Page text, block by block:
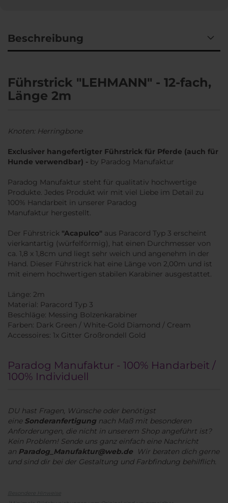
Beschreibung
Führstrick "LEHMANN" - 12-fach,
Länge 2m
Knoten: Herringbone
Exclusiver hangefertigter Führstrick für Pferde (auch für
Hunde verwendbar) - by Paradog Manufaktur
Paradog Manufaktur steht für qualitativ hochwertige
Produkte. Jedes Produkt wir mit viel Liebe im Detail zu
100% Handarbeit in unserer Paradog
Manufaktur hergestellt.
Der Führstrick "Acapulco" aus Paracord Typ 3 erscheint
vierkantartig (würfelförmig), hat einen Durchmesser von
ca. 1,8 x 1,8cm und liegt sehr weich und angenehm in der
Hand. Dieser Führstrick hat eine Länge von 2,00m und ist
mit einem hochwertigen stabilen Karabiner ausgestattet.
Länge: 2m
Material: Paracord Typ 3
Beschläge: Messing Bolzenkarabiner
Farben: Dark Green / White-Gold Diamond / Cream
Accessoires: 1x Gitter Großrondell Gold
Paradog Manufaktur - 100% Handarbeit /
100% Individuell
DU hast Fragen, Wünsche oder benötigst
eine Sonderanfertigung nach Maß mit besonderen
Anforderungen, die nicht in unserem Shop angeführt ist?
Kein Problem! Sende uns ganz einfach eine Nachricht
an Paradog_Manufaktur@web.de
Wir beraten dich gerne
und sind dir bei der Gestaltung und Farbfindung behilflich.
Besondere Hinweise